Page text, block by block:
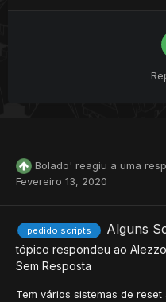
Bolado' reagiu a uma
Fevereiro 13, 2020
pedido scripts Alguns
tópico respondeu ao Alezzo
Sem Resposta
Tem vários sistemas de